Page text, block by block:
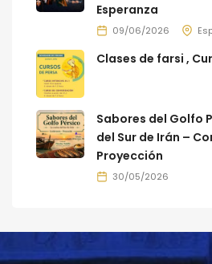
Esperanza
09/06/2026
Clases de farsi ,
Sabores del Golfo
del Sur de Irán –
Proyección
30/05/2026